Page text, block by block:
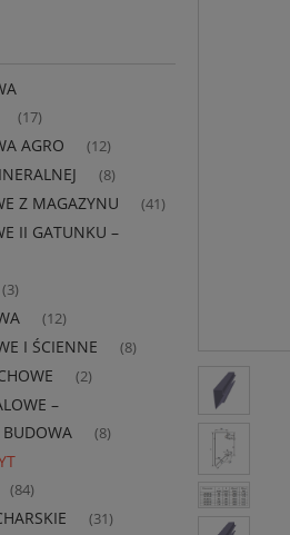
(17)
AGRO (12)
(8)
Z MAGAZYNU (41)
II GATUNKU –
(3)
(12)
I ŚCIENNE (8)
(2)
–
BUDOWA
(8)
(84)
(31)